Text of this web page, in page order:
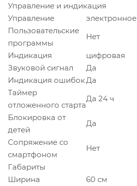
Управление и индикация
Управление
электронное
Пользовательские
программы
Нет
Индикация
цифровая
Звуковой сигнал
Да
Индикация ошибокДа
Таймер
отложенного старта
Да 24 ч
Блокировка от
детей
Да
Сопряжение со
смартфоном
Нет
Габариты
Ширина
60 см